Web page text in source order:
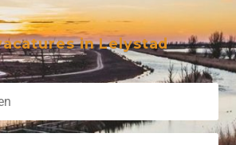
in Lelystad